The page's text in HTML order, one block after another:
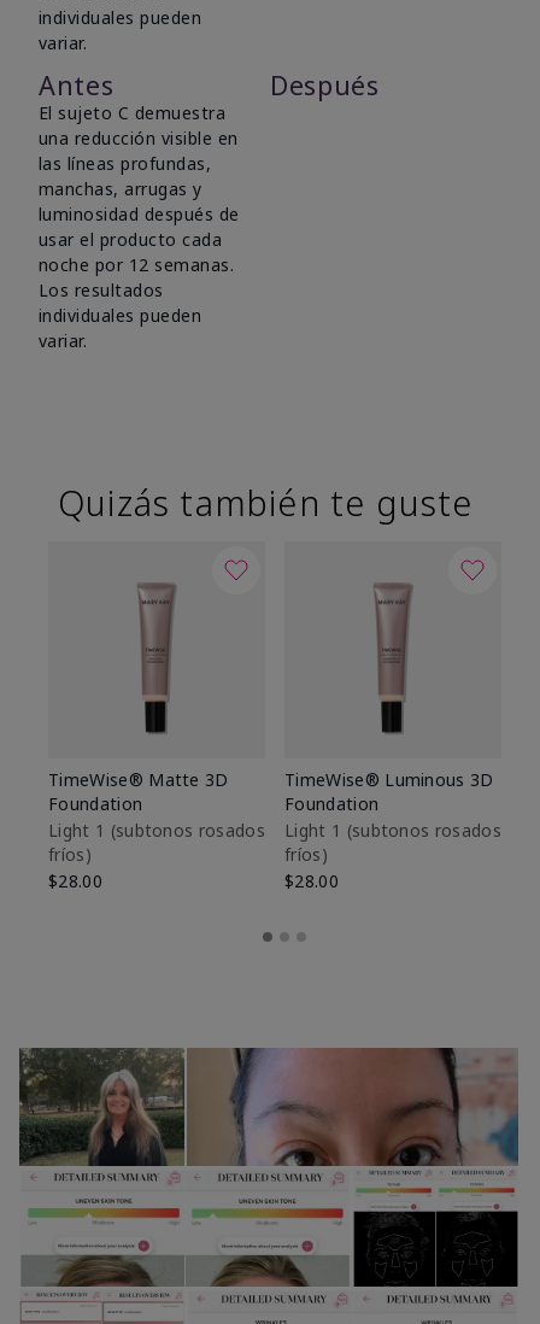
individuales pueden
variar.
Antes Después
El sujeto C demuestra
una reducción visible en
las líneas profundas,
manchas, arrugas y
luminosidad después de
usar el producto cada
noche por 12 semanas.
Los resultados
individuales pueden
variar.
Quizás también te guste
TimeWise® Matte 3D
Foundation
Light 1​ (subtonos rosados
fríos)
$28.00
TimeWise® Luminous 3D
Foundation
Light 1​ (subtonos rosados
fríos)
$28.00